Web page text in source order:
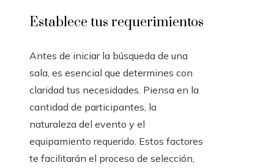
Establece tus requerimientos
Antes de iniciar la búsqueda de una
sala, es esencial que determines con
claridad tus necesidades. Piensa en la
cantidad de participantes, la
naturaleza del evento y el
equipamiento requerido. Estos factores
te facilitarán el proceso de selección,